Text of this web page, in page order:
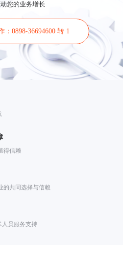
您的业务增长
：0898-36694600 转 1
得信赖
的共同选择与信赖
人员服务支持